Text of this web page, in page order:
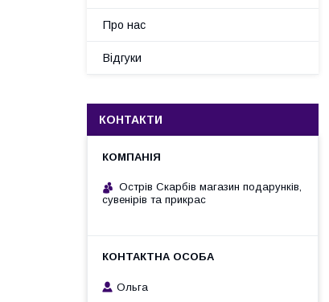
Про нас
Відгуки
КОНТАКТИ
Острів Скарбів магазин подарунків,
сувенірів та прикрас
Ольга